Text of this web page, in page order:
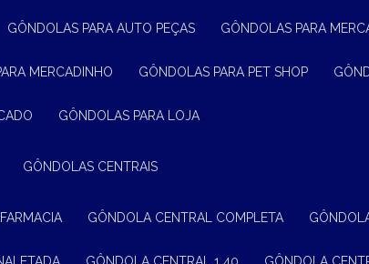
GÔNDOLAS PARA AUTO PEÇAS GÔNDOLAS PARA
MERCADINHO GÔNDOLAS PARA PET SHOP
GÔNDOLAS PARA LOJA
GÔNDOLAS CENTRAIS
GÔNDOLA CENTRAL COMPLETA